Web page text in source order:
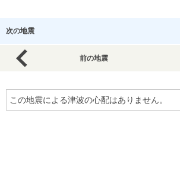
次の地震
前の地震
この地震による津波の心配はありません。